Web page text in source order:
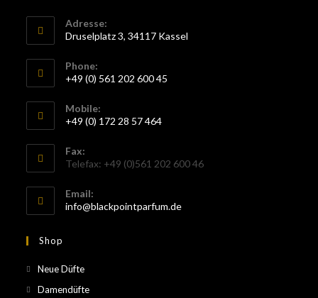
Adresse:
Druselplatz 3, 34117 Kassel
Phone:
+49 (0) 561 202 600 45
Mobile:
+49 (0) 172 28 57 464
Fax:
Telefax: +49 (0)561 202 600 46
Email:
info@blackpointparfum.de
Shop
Neue Düfte
Damendüfte